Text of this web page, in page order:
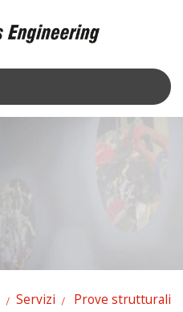
Servizi Prove strutturali